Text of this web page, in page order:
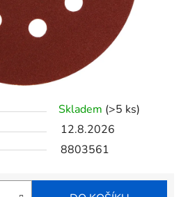
Skladem (>5 ks)
12.8.2026
8803561